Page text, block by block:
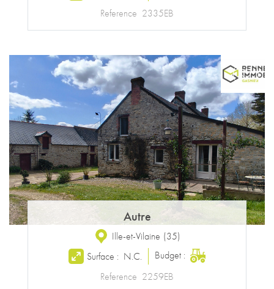
Reference 2335EB
Autre
Ille-et-Vilaine (35)
Surface : N.C.
Budget :
Reference 2259EB